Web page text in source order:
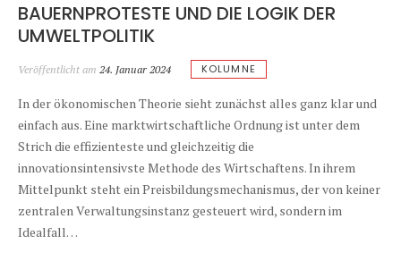
BAUERNPROTESTE UND DIE LOGIK DER
UMWELTPOLITIK
Veröffentlicht am 24. Januar 2024 KOLUMNE
In der ökonomischen Theorie sieht zunächst alles ganz klar und
einfach aus. Eine marktwirtschaftliche Ordnung ist unter dem
Strich die effizienteste und gleichzeitig die
innovationsintensivste Methode des Wirtschaftens. In ihrem
Mittelpunkt steht ein Preisbildungsmechanismus, der von keiner
zentralen Verwaltungsinstanz gesteuert wird, sondern im
Idealfall…